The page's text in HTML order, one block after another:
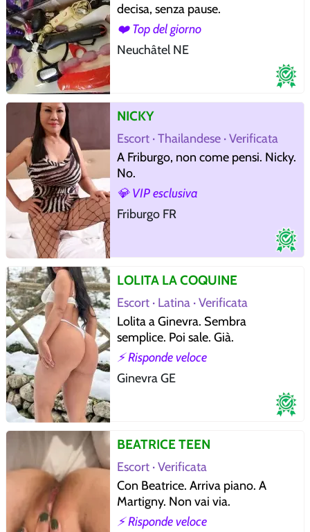
decisa, senza pause.
❤️ Top del giorno
Neuchâtel NE
NICKY
Escort · Thailandese · Verificata
A Friburgo, non come pensi. Nicky.
No.
💎 VIP esclusiva
Friburgo FR
LOLITA LA COQUINE
Escort · Latina · Verificata
Lolita a Ginevra. Sembra
semplice. Poi sale. Già.
⚡ Risponde veloce
Ginevra GE
BEATRICE TEEN
Escort · Verificata
Con Beatrice. Arriva piano. A
Martigny. Non vai via.
⚡ Risponde veloce